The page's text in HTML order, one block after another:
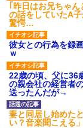
｢昨日はお兄ちゃ
の話をしていたA
驚愕…
彼女との行為を録
ｗ
22歳の頃、父に36
の親会社の経営者
送ったんだが→
妻と同居し始めた
い？音楽聞こえる